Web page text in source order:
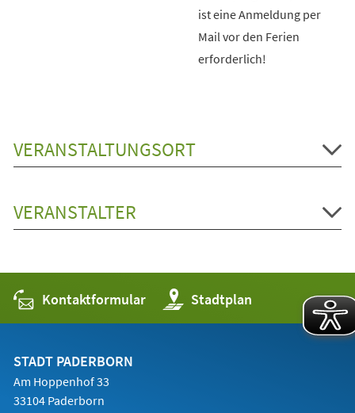
ist eine Anmeldung per
Mail vor den Ferien
erforderlich!
VERANSTALTUNGSORT
VERANSTALTER
Kontaktformular Stadtplan
(Öffnet
in
einem
STADT PADERBORN
Am Hoppenhof 33
33104 Paderborn